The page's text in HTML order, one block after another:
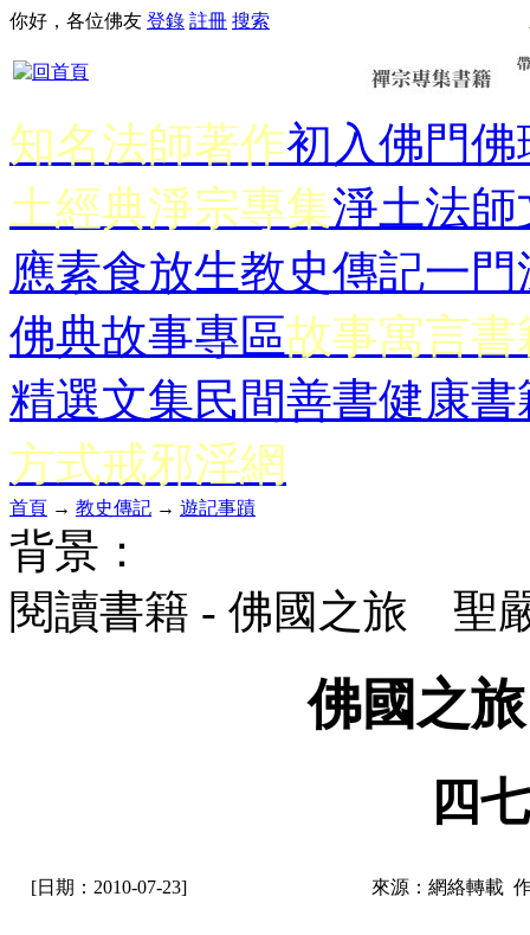
你好，各位佛友 登錄 註冊 搜索
知名法師著作初入佛門佛
土經典淨宗專集淨土法師
應素食放生教史傳記一門
佛典故事專區故事寓言書
精選文集民間善書健康書
方式戒邪淫網
首頁 → 教史傳記 → 遊記事蹟
背景：
閱讀書籍 - 佛國之旅 聖
佛國之
四
[日期：2010-07-23] 來源：網絡轉載